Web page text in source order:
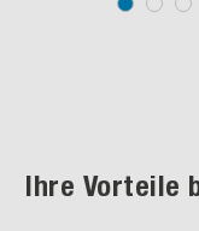
Ihre Vorteile